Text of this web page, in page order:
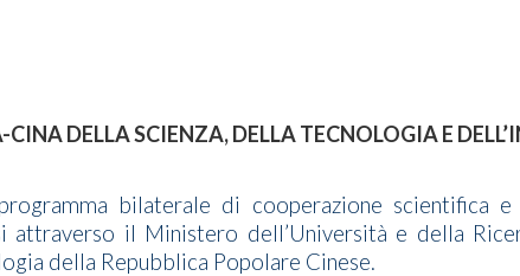
DELLA SCIENZA, DELLA TECNOLOGIA E
bilaterale di cooperazione scientifica
attraverso il Ministero dell’Università e della
della Repubblica Popolare Cinese.